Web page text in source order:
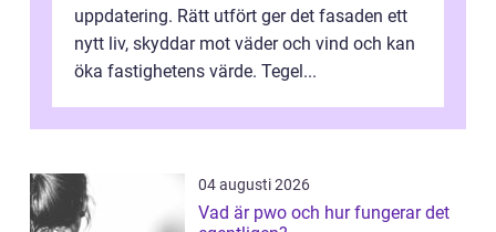
uppdatering. Rätt utfört ger det fasaden ett
nytt liv, skyddar mot väder och vind och kan
öka fastighetens värde. Tegel...
04 augusti 2026
Vad är pwo och hur fungerar det